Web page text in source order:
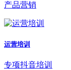
产品营销
运营培训
专项抖音培训